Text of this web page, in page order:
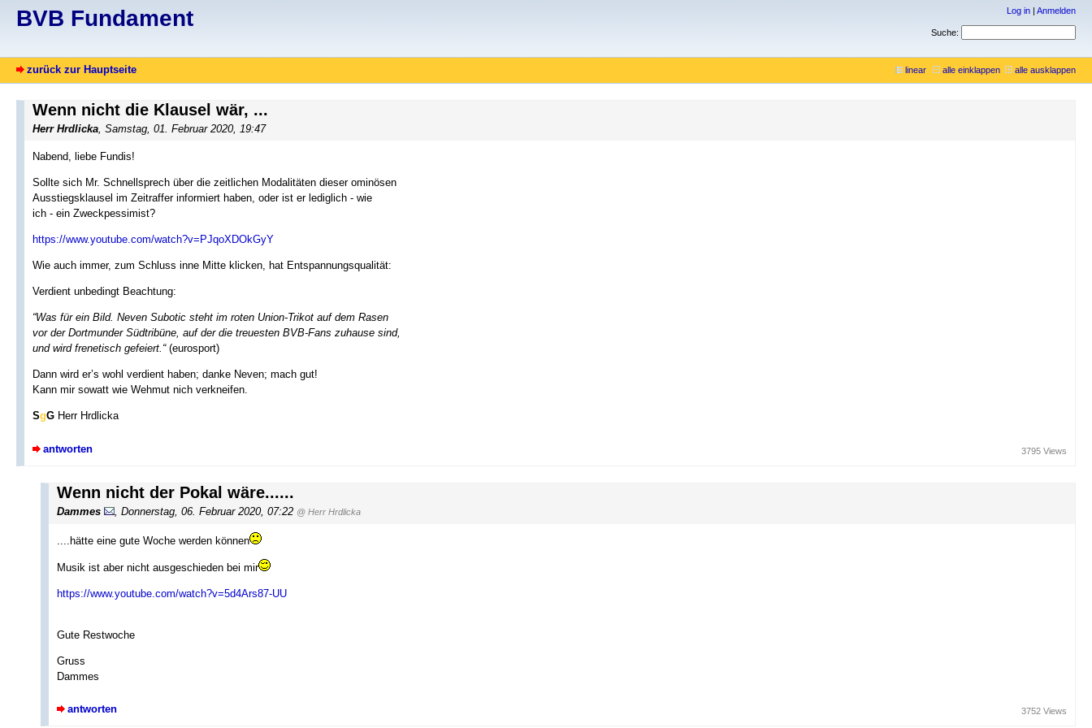
BVB Fundament Log in | Anmelden
Suche:
zurück zur Hauptseite linear alle einklappen alle ausklappen
Wenn nicht die Klausel wär, ...
Herr Hrdlicka , Samstag, 01. Februar 2020, 19:47
Nabend, liebe Fundis!
Sollte sich Mr. Schnellsprech über die zeitlichen Modalitäten dieser ominösen
Ausstiegsklausel im Zeitraffer informiert haben, oder ist er lediglich - wie
ich - ein Zweckpessimist?
https://www.youtube.com/watch?v=PJqoXDOkGyY
Wie auch immer, zum Schluss inne Mitte klicken, hat Entspannungsqualität:
Verdient unbedingt Beachtung:
“Was für ein Bild. Neven Subotic steht im roten Union-Trikot auf dem Rasen
vor der Dortmunder Südtribüne, auf der die treuesten BVB-Fans zuhause sind,
und wird frenetisch gefeiert.“(eurosport)
Dann wird er’s wohl verdient haben; danke Neven; mach gut!
Kann mir sowatt wie Wehmut nich verkneifen.
SgG Herr Hrdlicka
antworten 3795 Views
Wenn nicht der Pokal wäre......
Dammes , Donnerstag, 06. Februar 2020, 07:22 @ Herr Hrdlicka
....hätte eine gute Woche werden können
Musik ist aber nicht ausgeschieden bei mir
https://www.youtube.com/watch?v=5d4Ars87-UU
Gute Restwoche
Gruss
Dammes
antworten 3752 Views